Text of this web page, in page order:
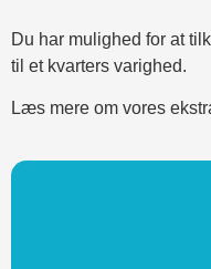
Du har mulighed for at
til et kvarters varighed.
Læs mere om vores